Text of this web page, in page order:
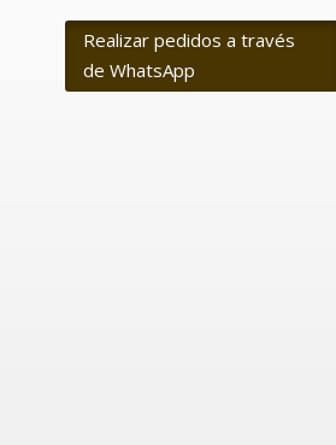
Realizar pedidos a través
de WhatsApp